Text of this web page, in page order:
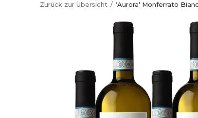
Zurück zur Übersicht ‘Aurora’ Monferrato